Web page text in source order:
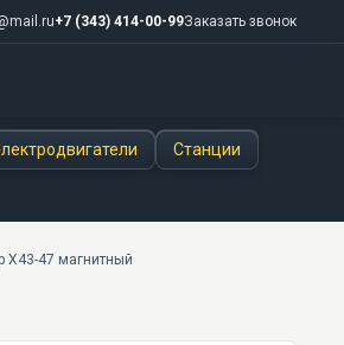
+7 (343) 414-00-99Заказать звонок
Станции
Х43-47 магнитный